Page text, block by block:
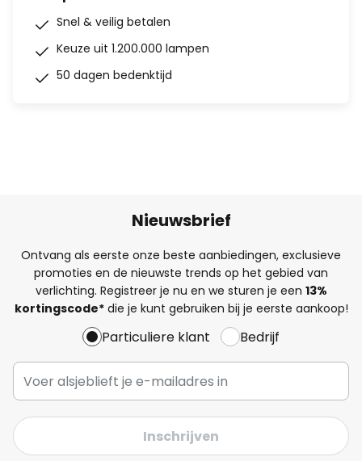
Snel & veilig betalen
Keuze uit 1.200.000 lampen
50 dagen bedenktijd
Nieuwsbrief
Ontvang als eerste onze beste aanbiedingen, exclusieve
promoties en de nieuwste trends op het gebied van
verlichting. Registreer je nu en we sturen je een 13%
kortingscode*die je kunt gebruiken bij je eerste aankoop!
Particuliere klant Bedrijf
Inschrijven